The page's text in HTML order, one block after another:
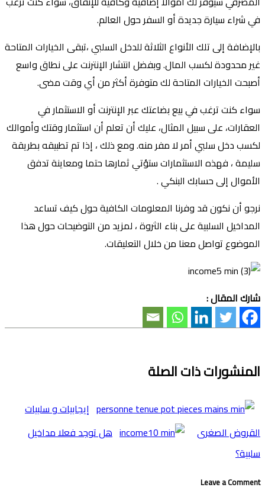
في شراء سيارة جديدة أو السفر حول العالم.
بالإضافة إلى تلك الأنواع الثلاثة للدخل السلبي ،تبقى الخيارات المتاحة
غير محدودة لكسب المال. وبفضل انتشار الإنترنت على نطاق واسع
أصبحت الخيارات المتاحة لك متوفرة أكثر من أي وقت مضى.
سواء كنت ترغب في بيع بضاعتك عبر الإنترنت أو الاستثمار في
العقارات، على سبيل المثال، عليك أن تعلم أن استثمار وقتك وأموالك
لكسب دخل سلبي أمر لا مفر منه. ومع ذلك ، إذا تم تطبيقه بطريقة
سليمة ، فهذه الاستثمارات ستؤتي ثمارها حتما ومعاينة تدفق
الأموال إلى حسابك البنكي .
نرجو أن نكون قد وفرنا المعلومات الكافية حول كيف تساعد
المداخيل السلبية على بناء الثروة ، لمزيد من التوضيحات حول هذا
الموضوع تواصل معنا من خلال التعليقات.
شارك المقال :
المنشورات ذات الصلة
إيجابيات و سلبيات
القروض الصغرى
هل توجد فعلا مداخيل
سلبية؟
Leave a Comment